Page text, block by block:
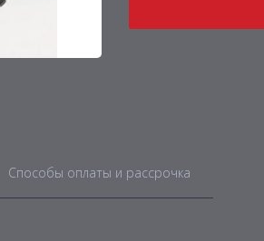
Способы оплаты и рассрочка